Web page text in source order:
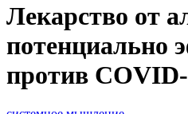
Лекарство от
потенциально
против